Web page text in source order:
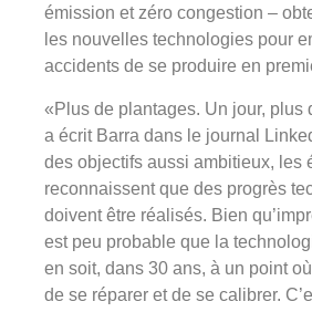
émission et zéro congestion –
les nouvelles technologies pour
accidents de se produire en
«Plus de plantages. Un jour, plus
a écrit Barra dans le journal
des objectifs aussi ambitieux, les
reconnaissent que des progrès
doivent être réalisés. Bien
est peu probable que la
en soit, dans 30 ans, à un point
de se réparer et de se calibrer.